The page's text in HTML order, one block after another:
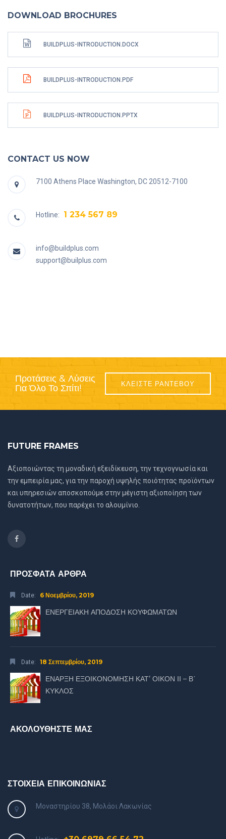
DOWNLOAD BROCHURES
BUILDPLUS-INTRODUCTION.DOCX
BUILDPLUS-INTRODUCTION.PDF
BUILDPLUS-INTRODUCTION.PPTX
CONTACT US NOW
7100 Athens Place Washington, DC 20512-7100
Hotline: 1 234 567 89
info@buildplus.com
support@builplus.com
Προτάσεις & Λύσεις
Για Όλο Το Σπίτι!
ΚΛΕΙΣΤΕ ΡΑΝΤΕΒΟΥ
FUTURE FRAMES
Αξιοποιώντας τη μοναδική εξειδίκευση, την τεχνογνωσία και
την εμπειρία μας, για την παροχή υψηλής ποιότητας προϊόντων
και υπηρεσιών αποσκοπούμε στην μέγιστη αξιοποίηση των
δυνατοτήτων, που παρέχει το αλουμίνιο.
ΠΡΟΣΦΑΤΑ ΑΡΘΡΑ
Date: 6 Νοεμβρίου, 2019
ΕΝΕΡΓΕΙΑΚΗ ΑΠΟΔΟΣΗ ΚΟΥΦΩΜΑΤΩΝ
Date: 18 Σεπτεμβρίου, 2019
ΕΝΑΡΞΗ ΕΞΟΙΚΟΝΟΜΗΣΗ ΚΑΤ’ ΟΙΚΟΝ ΙΙ – Β΄
ΚΥΚΛΟΣ
ΑΚΟΛΟΥΘΗΣΤΕ ΜΑΣ
ΣΤΟΙΧΕΙΑ ΕΠΙΚΟΙΝΩΝΙΑΣ
Μοναστηρίου 38, Μολάοι Λακωνίας